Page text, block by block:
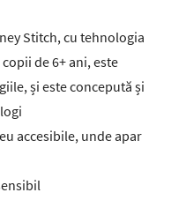
Stitch, cu tehnologia
de 6+ ani, este
și este concepută și
accesibile, unde apar